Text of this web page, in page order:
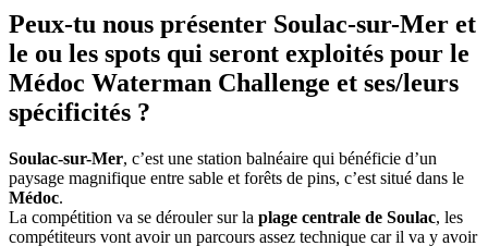
Peux-tu nous présenter Soulac-sur-Mer et
le ou les spots qui seront exploités pour le
Médoc Waterman Challenge et ses/leurs
spécificités ?
Soulac-sur-Mer, c’est une station balnéaire qui bénéficie d’un
paysage magnifique entre sable et forêts de pins, c’est situé dans le
Médoc.
La compétition va se dérouler sur la plage centrale de Soulac, les
compétiteurs vont avoir un parcours assez technique car il va y avoir